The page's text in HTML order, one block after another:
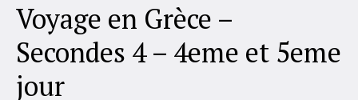
Voyage en Grèce –
Secondes 4 – 4eme et 5eme
jour